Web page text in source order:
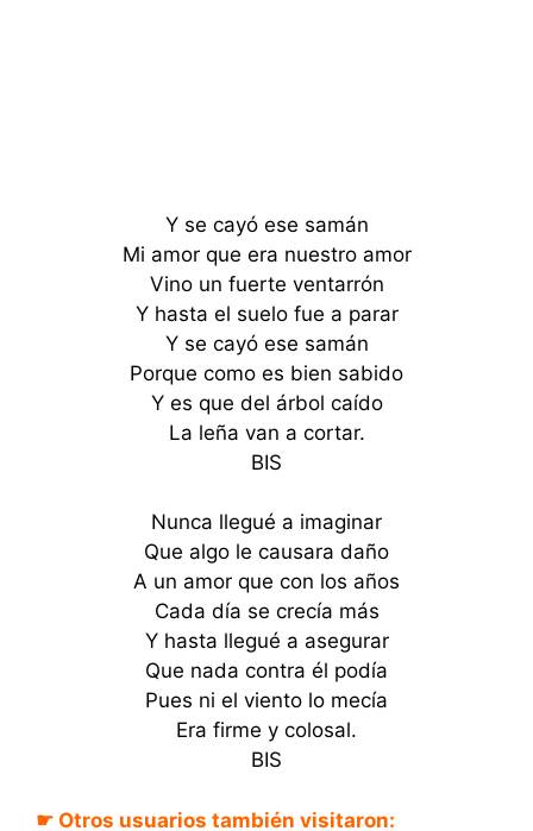
Y se cayó ese samán
Mi amor que era nuestro amor
Vino un fuerte ventarrón
Y hasta el suelo fue a parar
Y se cayó ese samán
Porque como es bien sabido
Y es que del árbol caído
La leña van a cortar.
BIS
Nunca llegué a imaginar
Que algo le causara daño
A un amor que con los años
Cada día se crecía más
Y hasta llegué a asegurar
Que nada contra él podía
Pues ni el viento lo mecía
Era firme y colosal.
BIS
☛ Otros usuarios también visitaron: